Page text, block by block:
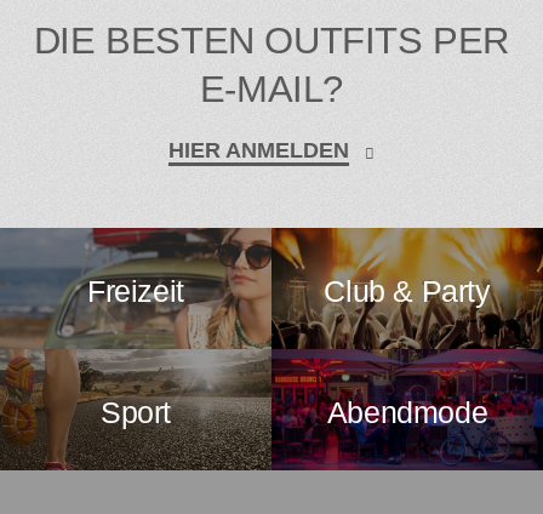
DIE BESTEN OUTFITS PER
E-MAIL?
HIER ANMELDEN
Freizeit Club & Party
Sport Abendmode